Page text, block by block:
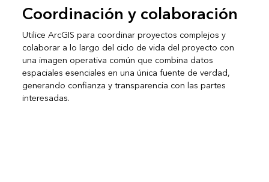
Coordinación y colaboración
Utilice ArcGIS para coordinar proyectos complejos y
colaborar a lo largo del ciclo de vida del proyecto con
una imagen operativa común que combina datos
espaciales esenciales en una única fuente de verdad,
generando confianza y transparencia con las partes
interesadas.